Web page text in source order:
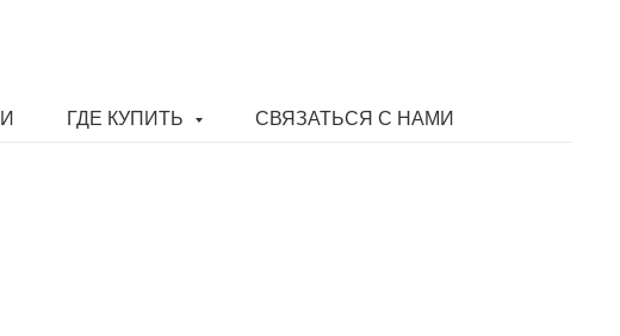
ГДЕ КУПИТЬ СВЯЗАТЬСЯ С НАМИ